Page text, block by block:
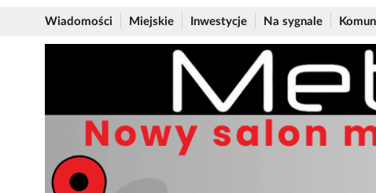
Wiadomości Miejskie Inwestycje Na sygnale